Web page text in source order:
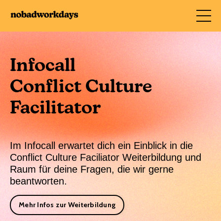
Infocall
Conflict Culture
Facilitator
Im Infocall erwartet dich ein Einblick in die
Conflict Culture Faciliator Weiterbildung und
Raum für deine Fragen, die wir gerne
beantworten.
Mehr Infos zur Weiterbildung